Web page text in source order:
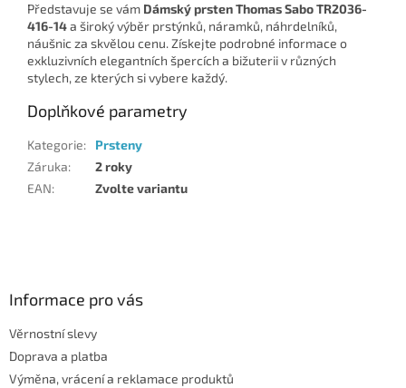
Představuje se vám Dámský prsten Thomas Sabo TR2036-
416-14a široký výběr prstýnků, náramků, náhrdelníků,
náušnic za skvělou cenu. Získejte podrobné informace o
exkluzivních elegantních špercích a bižuterii v různých
stylech, ze kterých si vybere každý.
Doplňkové parametry
Kategorie:
Prsteny
Záruka:
2 roky
EAN: Zvolte variantu
Informace pro vás
Věrnostní slevy
Doprava a platba
Výměna, vrácení a reklamace produktů